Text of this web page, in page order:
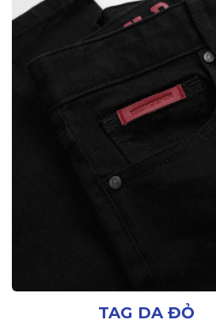
TAG DA ĐỎ